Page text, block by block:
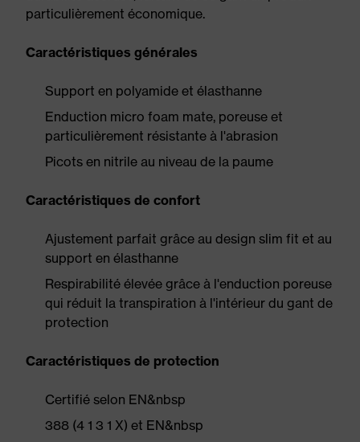
particulièrement économique.
Caractéristiques générales
Support en polyamide et élasthanne
Enduction micro foam mate, poreuse et
particulièrement résistante à l'abrasion
Picots en nitrile au niveau de la paume
Caractéristiques de confort
Ajustement parfait grâce au design slim fit et au
support en élasthanne
Respirabilité élevée grâce à l'enduction poreuse
qui réduit la transpiration à l'intérieur du gant de
protection
Caractéristiques de protection
Certifié selon EN&nbsp
388 (4 1 3 1 X) et EN&nbsp